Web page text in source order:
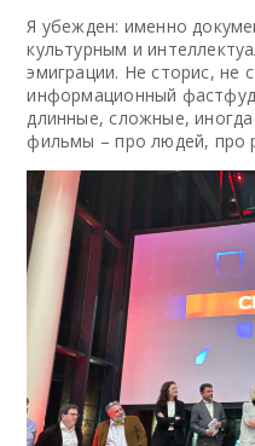
Я убежден: именно
культурным и
эмиграции. Не сторис, не
информационный
длинные, сложные,
фильмы – про людей, про